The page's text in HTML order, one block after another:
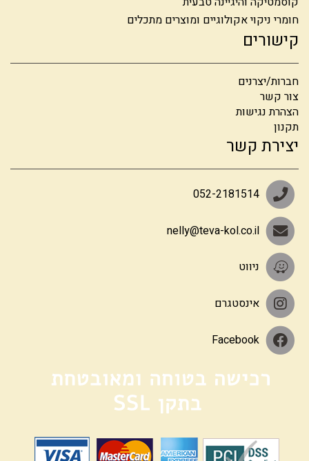
חומרי ניקוי אקולוגיים ומוצרים מתכלים
קישורים
חברות/יצרנים
צור קשר
הצהרת נגישות
תקנון
יצירת קשר
052-2181514
nelly@teva-kol.co.il
ניווט
אינסטגרם
Facebook